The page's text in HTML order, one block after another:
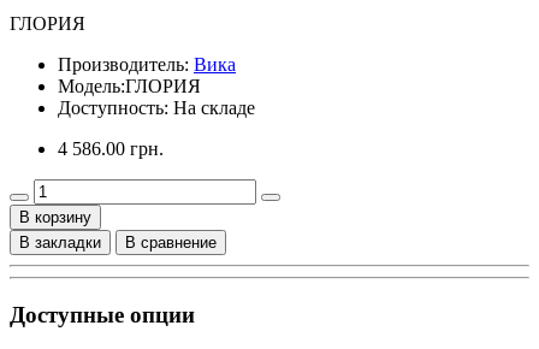
ГЛОРИЯ
Производитель: Вика
Модель:ГЛОРИЯ
Доступность: На складе
4 586.00 грн.
В корзину
В закладки
В сравнение
Доступные опции